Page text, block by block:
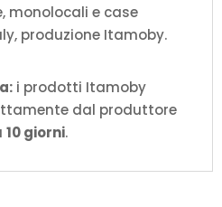
monolocali e case
produzione Itamoby.
i prodotti Itamoby
dal produttore
10 giorni.